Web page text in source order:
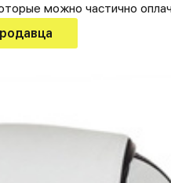
можно частично